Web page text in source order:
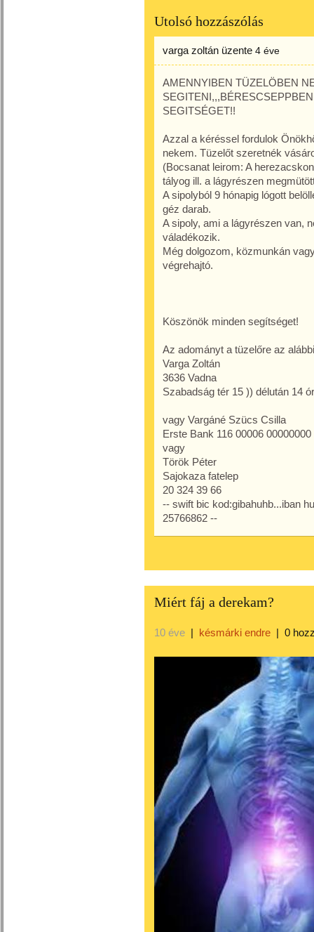
Utolsó hozzászólás
varga zoltán üzente 4 éve
AMENNYIBEN TÜZELÖBEN
SEGITSÉGET!!
Azzal a kéréssel fordulok
nekem. Tüzelőt szeretnék
(Bocsanat leirom: A
tályog ill. a lágyrészen
A sipolyból 9 hónapig lógott
géz darab.
A sipoly, ami a lágyrészen van,
váladékozik.
Még dolgozom, közmunkán
végrehajtó.
Köszönök minden segítséget!
Az adományt a tüzelőre az
Varga Zoltán
3636 Vadna
Szabadság tér 15 )) délután 14
vagy Vargáné Szücs Csilla
Erste Bank 116 00006 00000000
vagy
Török Péter
Sajokaza fatelep
20 324 39 66
-- swift bic kod:gibahuhb...iban
25766862 --
Miért fáj a derekam?
10 éve | késmárki endre | 0